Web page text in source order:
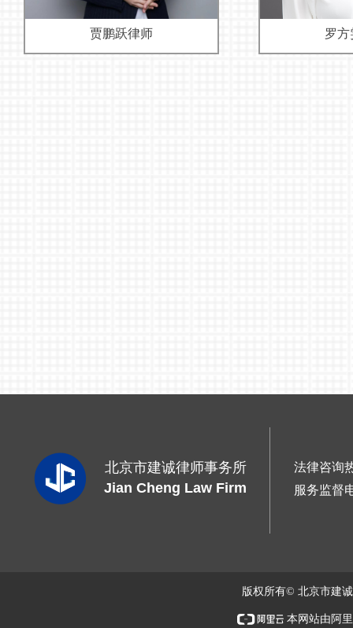
贾鹏跃律师 罗方
Jian Cheng Law Firm
北京市建诚律师事务所
法律咨询
服务监督
版权所有© 北京市建
本网站由阿